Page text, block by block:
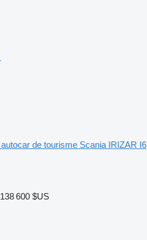
autocar de tourisme Scania IRIZAR I6
600 $US